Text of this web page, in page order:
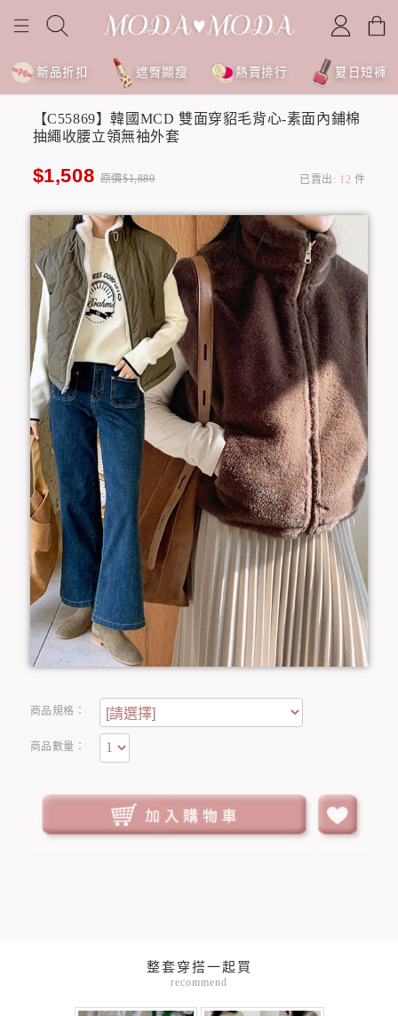
新品折扣 遮臀顯瘦 熱賣排行 夏日短褲
【C55869】韓國MCD 雙面穿貂毛背心-素面內鋪棉
抽繩收腰立領無袖外套
$1,508 原價$1,880 已賣出: 12 件
商品規格：
商品數量：
整套穿搭一起買
recommend